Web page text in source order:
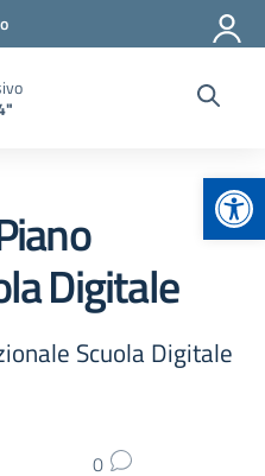
Digitale
Scuola Digitale
0